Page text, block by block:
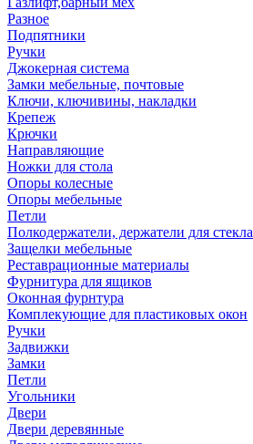
Разное
Подпятники
Ручки
Джокерная система
Замки мебельные, почтовые
Ключи, ключивины, накладки
Крепеж
Крючки
Направляющие
Ножки для стола
Опоры колесные
Опоры мебельные
Петли
Полкодержатели, держатели для стекла
Защелки мебельные
Реставрационные материалы
Фурнитура для ящиков
Оконная фурнтура
Комплекующие для пластиковых окон
Ручки
Задвижки
Замки
Петли
Угольники
Двери
Двери деревянные